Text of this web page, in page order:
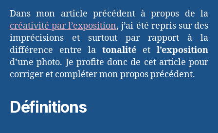
Dans mon article précédent à propos de la
créativité par l’exposition, j’ai été repris sur des
imprécisions et surtout par rapport à la
différence entre la tonalité et l’exposition
d’une photo. Je profite donc de cet article pour
corriger et compléter mon propos précédent.
Définitions